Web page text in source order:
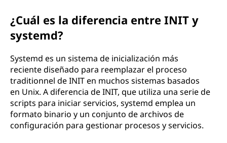
¿Cuál es la diferencia entre INIT y
systemd?
Systemd es un sistema de inicialización más
reciente diseñado para reemplazar el proceso
traditionnel de INIT en muchos sistemas basados
en Unix. A diferencia de INIT, que utiliza una serie de
scripts para iniciar servicios, systemd emplea un
formato binario y un conjunto de archivos de
configuración para gestionar procesos y servicios.